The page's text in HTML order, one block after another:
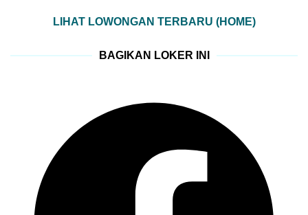
LIHAT LOWONGAN TERBARU (HOME)
BAGIKAN LOKER INI